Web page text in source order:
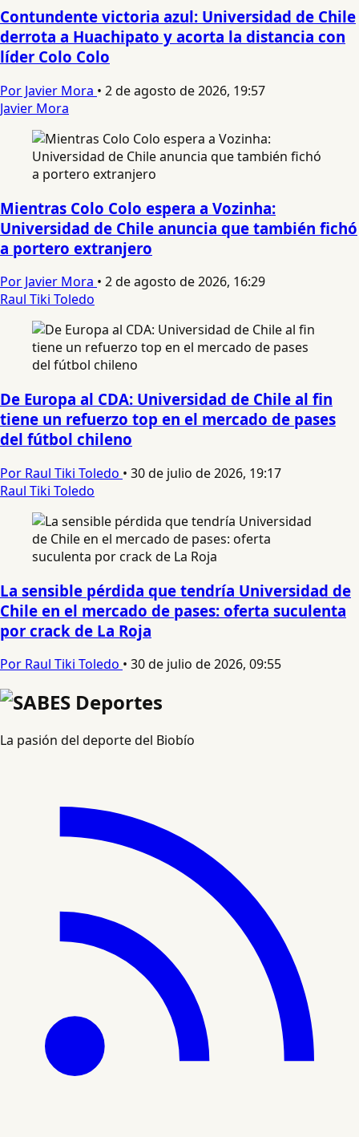
Contundente victoria azul: Universidad de Chile
derrota a Huachipato y acorta la distancia con
líder Colo Colo
Por Javier Mora • 2 de agosto de 2026, 19:57
Javier Mora
Mientras Colo Colo espera a Vozinha:
Universidad de Chile anuncia que también fichó
a portero extranjero
Por Javier Mora • 2 de agosto de 2026, 16:29
Raul Tiki Toledo
De Europa al CDA: Universidad de Chile al fin
tiene un refuerzo top en el mercado de pases
del fútbol chileno
Por Raul Tiki Toledo • 30 de julio de 2026, 19:17
Raul Tiki Toledo
La sensible pérdida que tendría Universidad de
Chile en el mercado de pases: oferta suculenta
por crack de La Roja
Por Raul Tiki Toledo • 30 de julio de 2026, 09:55
La pasión del deporte del Biobío